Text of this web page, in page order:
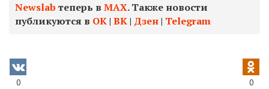
Newslab теперь в МАХ. Также новости
публикуются в ОК| ВК| Дзен| Telegram
0 0